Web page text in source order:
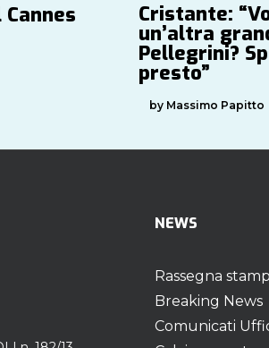
Cannes Cristante:
un’altra
Pellegrini?
presto”
by Massimo Papitto
NEWS
Rassegna
Breaking News
Comunicati